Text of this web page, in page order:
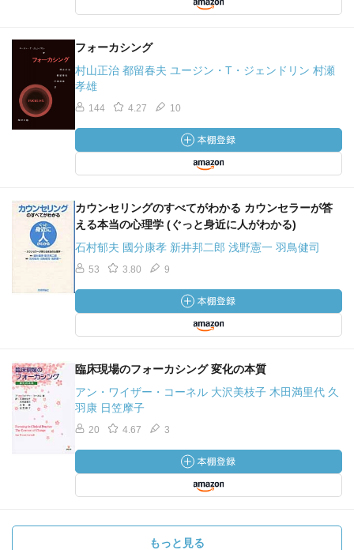
フォーカシング
村山正治 都留春夫 ユージン・T・ジェンドリン 村瀬
孝雄
144 4.27 10
カウンセリングのすべてがわかる カウンセラーが答
える本当の心理学 (ぐっと身近に人がわかる)
石村郁夫 國分康孝 新井邦二郎 浅野憲一 羽鳥健司
53 3.80 9
臨床現場のフォーカシング 変化の本質
アン・ワイザー・コーネル 大沢美枝子 木田満里代 久
羽康 日笠摩子
20 4.67 3
もっと見る